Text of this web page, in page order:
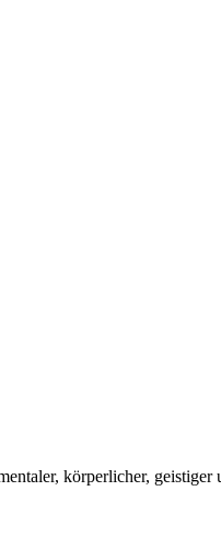
körperlicher,